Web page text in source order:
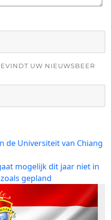
UW NIEUWSBEER
de Universiteit van Chiang
mogelijk dit jaar niet in
gepland